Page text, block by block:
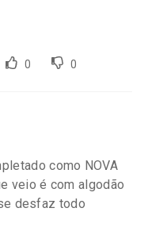
0 0
como NOVA
veio é com algodão
desfaz todo